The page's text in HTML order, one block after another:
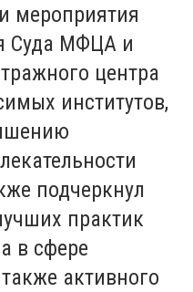
мероприятия
Суда МФЦА и
центра
институтов,
подчеркнул
практик
в сфере
активного